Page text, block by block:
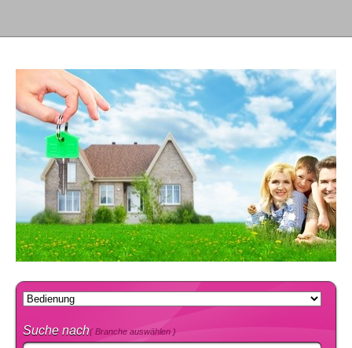
Suche nach( Branche auswählen )